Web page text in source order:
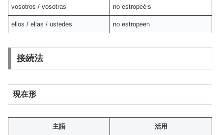
vosotros / vosotras no estropeéis
ellos / ellas / ustedes no estropeen
接続法
現在形
主語 活用